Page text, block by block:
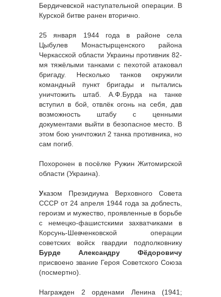
Бердичевской наступательной операции. В
Курской битве ранен вторично.
25 января 1944 года в районе села
Цыбулев Монастырщенского района
Черкасской области Украины противник 82-
мя тяжёлыми танками с пехотой атаковал
бригаду. Несколько танков окружили
командный пункт бригады и пытались
уничтожить штаб. А.Ф.Бурда на танке
вступил в бой, отвлёк огонь на себя, дав
возможность штабу с ценными
документами выйти в безопасное место. В
этом бою уничтожил 2 танка противника, но
сам погиб.
Похоронен в посёлке Ружин Житомирской
области (Украина).
Указом Президиума Верховного Совета
СССР от 24 апреля 1944 года за доблесть,
героизм и мужество, проявленные в борьбе
с немецко-фашистскими захватчиками в
Корсунь-Шевченковской операции
советских войск гвардии подполковнику
Бурде Александру Фёдоровичу
присвоено звание Героя Советского Союза
(посмертно).
Награжден 2 орденами Ленина (1941;